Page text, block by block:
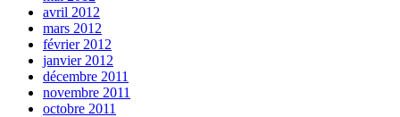
avril 2012
mars 2012
février 2012
janvier 2012
décembre 2011
novembre 2011
octobre 2011